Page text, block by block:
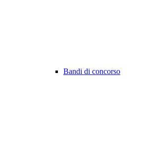
Bandi di concorso